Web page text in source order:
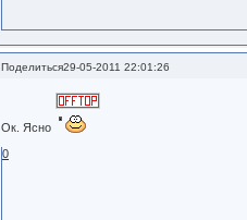
Поделиться29-05-2011 22:01:26
Ок. Ясно
0